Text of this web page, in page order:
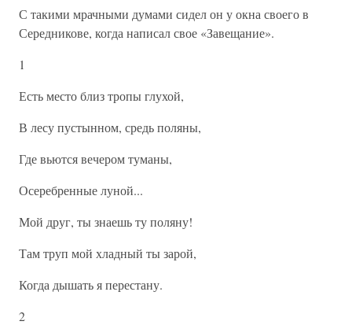
С такими мрачными думами сидел он у окна своего в
Середникове, когда написал свое «Завещание».
1
Есть место близ тропы глухой,
В лесу пустынном, средь поляны,
Где вьются вечером туманы,
Осеребренные луной...
Мой друг, ты знаешь ту поляну!
Там труп мой хладный ты зарой,
Когда дышать я перестану.
2